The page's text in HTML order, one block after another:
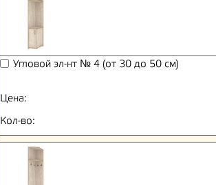
Угловой эл-нт № 4 (от 30 до 50 см)
Цена:
Кол-во: